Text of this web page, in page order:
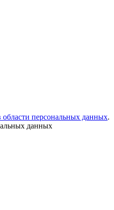
персональных данных.
данных